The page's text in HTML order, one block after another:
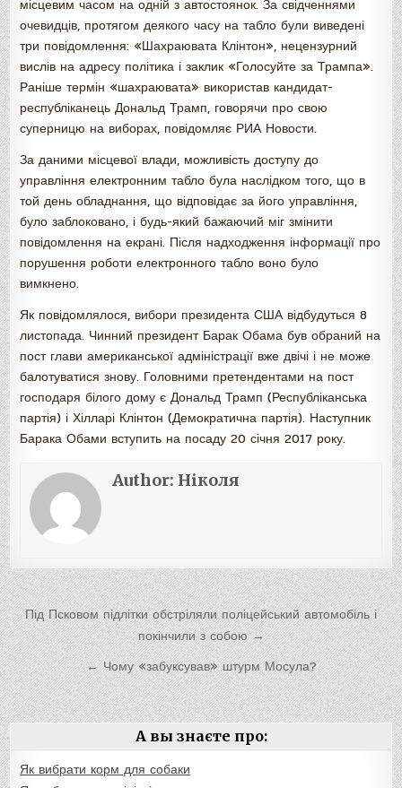
місцевим часом на одній з автостоянок. За свідченнями
очевидців, протягом деякого часу на табло були виведені
три повідомлення: «Шахраювата Клінтон», нецензурний
вислів на адресу політика і заклик «Голосуйте за Трампа».
Раніше термін «шахраювата» використав кандидат-
республіканець Дональд Трамп, говорячи про свою
суперницю на виборах, повідомляє РИА Новости.
За даними місцевої влади, можливість доступу до
управління електронним табло була наслідком того, що в
той день обладнання, що відповідає за його управління,
було заблоковано, і будь-який бажаючий міг змінити
повідомлення на екрані. Після надходження інформації про
порушення роботи електронного табло воно було
вимкнено.
Як повідомлялося, вибори президента США відбудуться 8
листопада. Чинний президент Барак Обама був обраний на
пост глави американської адміністрації вже двічі і не може
балотуватися знову. Головними претендентами на пост
господаря білого дому є Дональд Трамп (Республіканська
партія) і Хілларі Клінтон (Демократична партія). Наступник
Барака Обами вступить на посаду 20 січня 2017 року.
Author: Ніколя
Навигация
по
записям
Під Псковом підлітки обстріляли поліцейський автомобіль і
покінчили з собою →
← Чому «забуксував» штурм Мосула?
А вы знаєте про:
Як вибрати корм для собаки